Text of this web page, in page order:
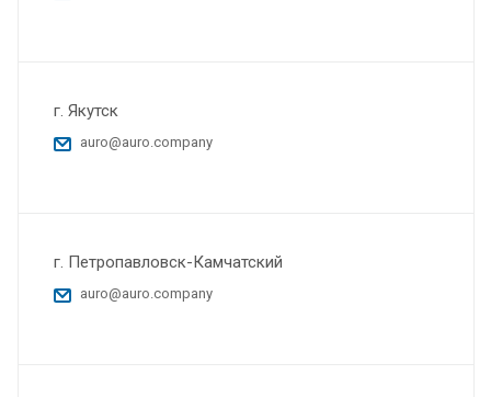
г. Якутск
auro@auro.company
г. Петропавловск-Камчатский
auro@auro.company